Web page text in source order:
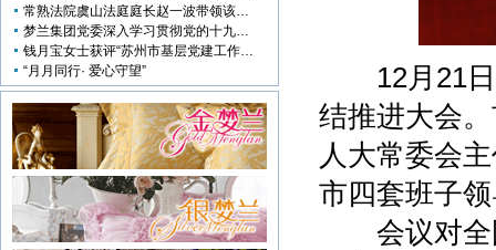
常熟法院虞山法庭庭长赵一波带领该庭党员10多人前来梦兰参观学习
梦兰集团党委深入学习贯彻党的十九大会议精神
钱月宝女士获评“苏州市基层党建工作突出奉献者”
“月月同行· 爱心守望”
12月21日
结推进大会
人大常委会
市四套班子
会议对全